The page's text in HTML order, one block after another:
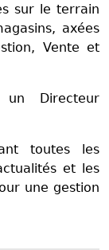
sur le terrain
axées
Vente et
un Directeur
toutes les
et les
une gestion